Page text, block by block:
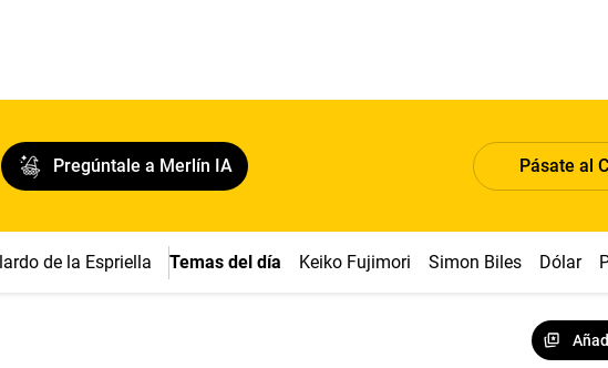
Pregúntale a Merlín IA Pásate al
de la Espriella Temas del día Keiko Fujimori Simon Biles Dólar